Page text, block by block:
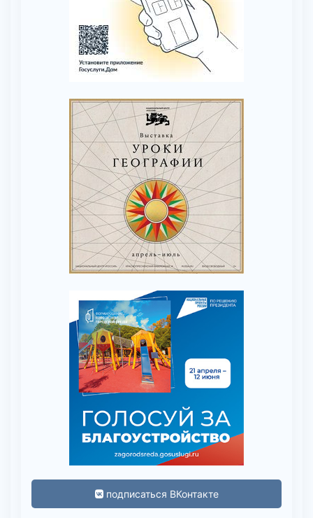
подписаться ВКонтакте